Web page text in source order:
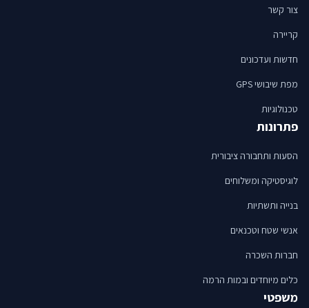
צור קשר
קריירה
חדשות ועדכונים
מפת שיבושי GPS
טכנולוגיות
פתרונות
הסעות ותחבורה ציבורית
לוגיסטיקה ומשלוחים
בנייה ותשתיות
אנשי שטח וטכנאים
חברות השכרה
כלים מיוחדים ובמות הרמה
משפטי